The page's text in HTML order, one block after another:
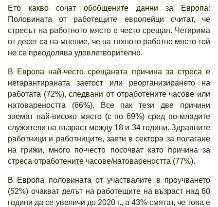
Ето какво сочат обобщените данни за Европа:
Половината от работещите европейци считат, че
стресът на работното място е често срещан. Четирима
от десет са на мнение, че на тяхното работно място той
не се преодолява удовлетворително.
В Европа най-често срещаната причина за стреса е
негарантираната заетост или реорганизирането на
работата (72%), следвани от отработените часове или
натовареността (66%). Все пак тези две причини
заемат най-високо място (с по 69%) сред по-младите
служители на възраст между 18 и 34 години. Здравните
работници и работниците, заети в сектора за полагане
на грижи, много по-често посочват като причина за
стреса отработените часове/натовареността (77%).
В Европа половината от участвалите в проучването
(52%) очакват делът на работещите на възраст над 60
години да се увеличи до 2020 г., а 43% смятат, че това е